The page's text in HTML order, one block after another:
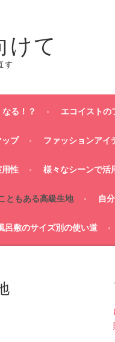
けて
す
る！？ エコイストの
プ ファッションアイ
性 様々なシーンで活
ともある高級生地 自
呂敷のサイズ別の使い道